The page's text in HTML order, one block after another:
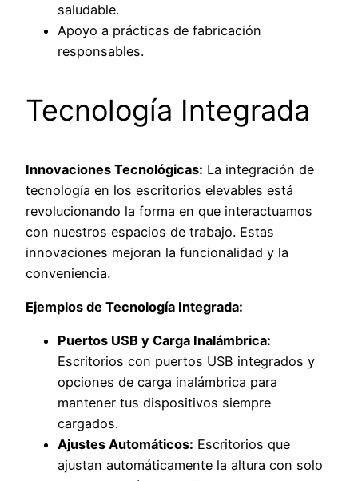
saludable.
Apoyo a prácticas de fabricación
responsables.
Tecnología Integrada
Innovaciones Tecnológicas: La integración de
tecnología en los escritorios elevables está
revolucionando la forma en que interactuamos
con nuestros espacios de trabajo. Estas
innovaciones mejoran la funcionalidad y la
conveniencia.
Ejemplos de Tecnología Integrada:
Puertos USB y Carga Inalámbrica:
Escritorios con puertos USB integrados y
opciones de carga inalámbrica para
mantener tus dispositivos siempre
cargados.
Ajustes Automáticos: Escritorios que
ajustan automáticamente la altura con solo